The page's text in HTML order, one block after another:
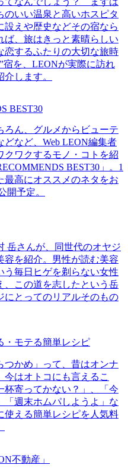
いい温泉と高いホスピタ
設えや歴史などその宿なら
ば、旅はきっと素晴らしい
恋するふたりの大切な旅時
宿を、LEONが実際に訪れ
します。
BEST30
ろん、グルメからビューテ
どなど、Web LEON編集者
クワクするモノ・コトを紹
BEST30」。1
最高にオススメのネタをお
開予定。
岳さんが、同世代のオヤジ
容を紹介。男性が読む美容
う毎日ヒゲを剃らない女性
、この道を志したという岳
にとってのリアルそのもの
・モテる簡単レシピ
つかめ」って、昔はオンナ
今はオトコにも言えるこ
杯寄ってかない？」、「今
「週末ホムパしようよ」な
使える簡単レシピを人気料
不動産」